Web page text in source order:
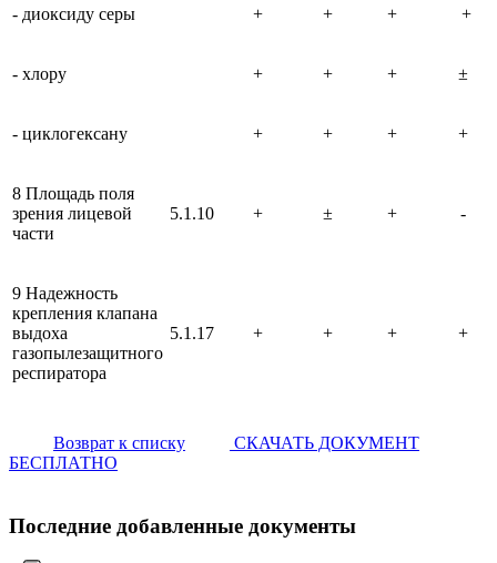
- диоксиду серы + + + +
- хлору + + + ±
- циклогексану + + + +
8 Площадь поля
зрения лицевой
части
5.1.10 + ± + -
9 Надежность
крепления клапана
выдоха
газопылезащитного
респиратора
5.1.17 + + + +
Возврат к списку
СКАЧАТЬ ДОКУМЕНТ
БЕСПЛАТНО
Последние добавленные документы